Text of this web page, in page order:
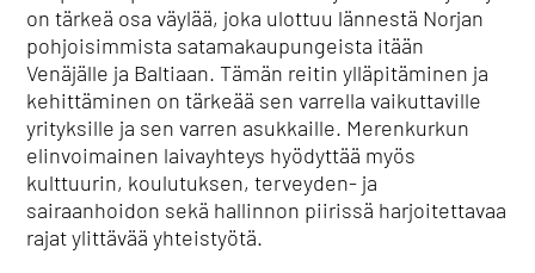
on tärkeä osa väylää, joka ulottuu lännestä Norjan
pohjoisimmista satamakaupungeista itään
Venäjälle ja Baltiaan. Tämän reitin ylläpitäminen ja
kehittäminen on tärkeää sen varrella vaikuttaville
yrityksille ja sen varren asukkaille. Merenkurkun
elinvoimainen laivayhteys hyödyttää myös
kulttuurin, koulutuksen, terveyden- ja
sairaanhoidon sekä hallinnon piirissä harjoitettavaa
rajat ylittävää yhteistyötä.